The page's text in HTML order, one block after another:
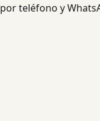
por teléfono y